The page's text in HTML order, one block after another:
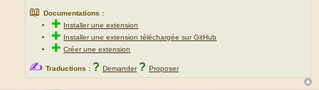
📖 Documentations :
✚ Installer une extension
✚ Installer une extension téléchargée sur GitHub
✚Créer une extension
✍ Traductions : ? Demander ? Proposer